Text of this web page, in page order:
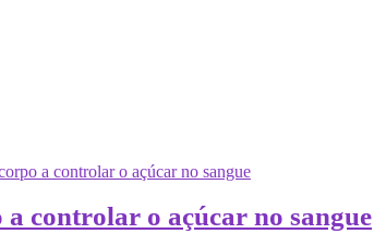
controlar o açúcar no sangue